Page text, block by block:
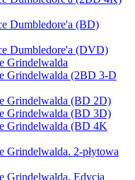
Dumbledore'a (BD)
Dumbledore'a (DVD)
Grindelwalda
Grindelwalda (2BD 3-D
Grindelwalda (BD 2D)
Grindelwalda (BD 3D)
Grindelwalda (BD 4K
Grindelwalda. 2-płytowa
Grindelwalda. Edycja